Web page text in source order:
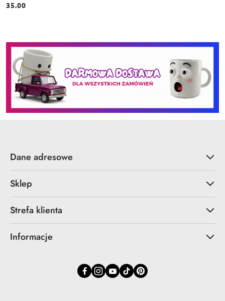
Cena:
35.00
Dane adresowe
Sklep
Strefa klienta
Informacje